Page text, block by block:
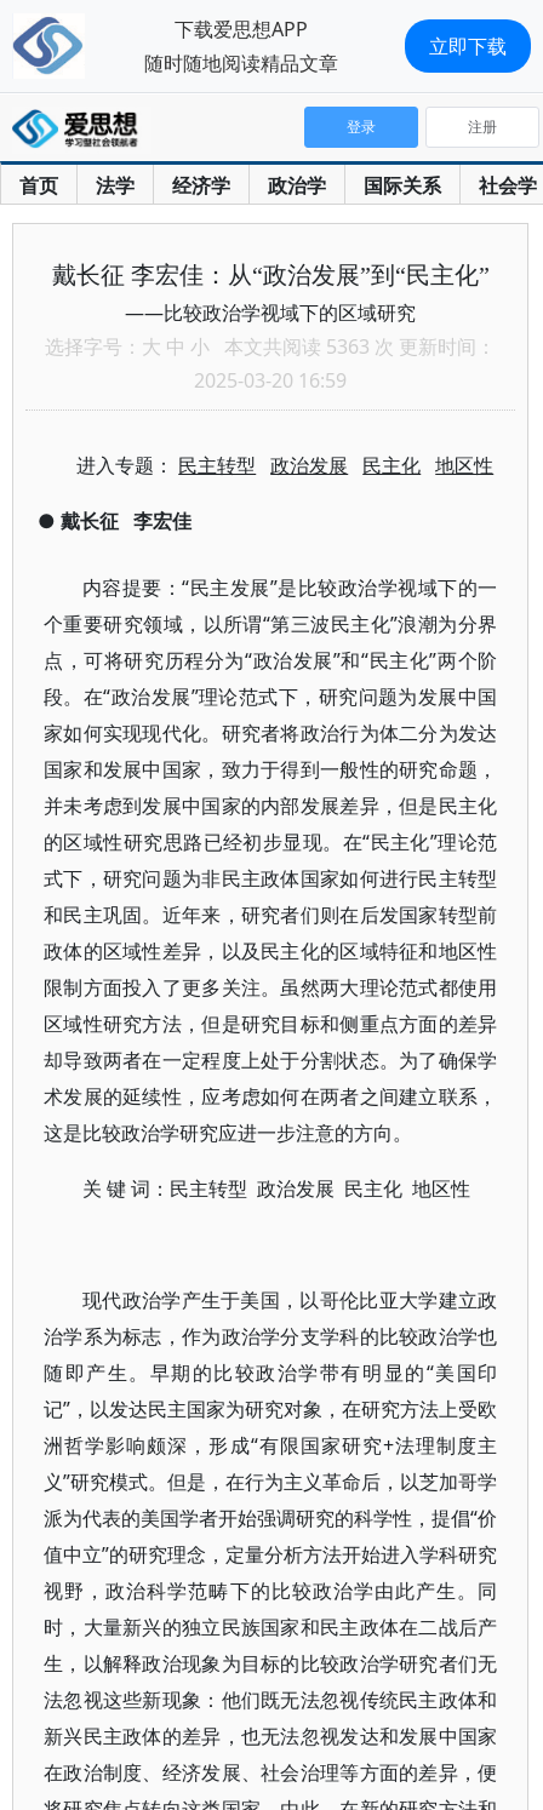
首页 法学 经济学 政治学 国际关系 社会学
登录 注册
戴长征 李宏佳：从“政治发展”到“民主化”
——比较政治学视域下的区域研究
选择字号： 大 中 小 本文共阅读 5363 次 更新时间：
2025-03-20 16:59
进入专题： 民主转型 政治发展 民主化 地区性
● 戴长征 李宏佳
内容提要：“民主发展”是比较政治学视域下的一
个重要研究领域，以所谓“第三波民主化”浪潮为分界
点，可将研究历程分为“政治发展”和“民主化”两个阶
段。在“政治发展”理论范式下，研究问题为发展中国
家如何实现现代化。研究者将政治行为体二分为发达
国家和发展中国家，致力于得到一般性的研究命题，
并未考虑到发展中国家的内部发展差异，但是民主化
的区域性研究思路已经初步显现。在“民主化”理论范
式下，研究问题为非民主政体国家如何进行民主转型
和民主巩固。近年来，研究者们则在后发国家转型前
政体的区域性差异，以及民主化的区域特征和地区性
限制方面投入了更多关注。虽然两大理论范式都使用
区域性研究方法，但是研究目标和侧重点方面的差异
却导致两者在一定程度上处于分割状态。为了确保学
术发展的延续性，应考虑如何在两者之间建立联系，
这是比较政治学研究应进一步注意的方向。
关 键 词：民主转型 政治发展 民主化 地区性
现代政治学产生于美国，以哥伦比亚大学建立政
治学系为标志，作为政治学分支学科的比较政治学也
随即产生。早期的比较政治学带有明显的“美国印
记”，以发达民主国家为研究对象，在研究方法上受欧
洲哲学影响颇深，形成“有限国家研究+法理制度主
义”研究模式。但是，在行为主义革命后，以芝加哥学
派为代表的美国学者开始强调研究的科学性，提倡“价
值中立”的研究理念，定量分析方法开始进入学科研究
视野，政治科学范畴下的比较政治学由此产生。同
时，大量新兴的独立民族国家和民主政体在二战后产
生，以解释政治现象为目标的比较政治学研究者们无
法忽视这些新现象：他们既无法忽视传统民主政体和
新兴民主政体的差异，也无法忽视发达和发展中国家
在政治制度、经济发展、社会治理等方面的差异，便
下载爱思想APP
随时随地阅读精品文章
立即下载